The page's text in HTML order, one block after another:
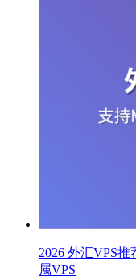
2026 外汇VPS
属VPS